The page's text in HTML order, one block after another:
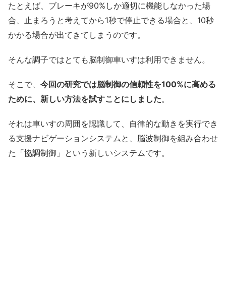
たとえば、ブレーキが90%しか適切に機能しなかった場
合、止まろうと考えてから1秒で停止できる場合と、10秒
かかる場合が出てきてしまうのです。
そんな調子ではとても脳制御車いすは利用できません。
そこで、 今回の研究では脳制御の信頼性を100%に高める
ために、新しい方法を試すことにしました。
それは車いすの周囲を認識して、自律的な動きを実行でき
る支援ナビゲーションシステムと、脳波制御を組み合わせ
た「協調制御」という新しいシステムです。